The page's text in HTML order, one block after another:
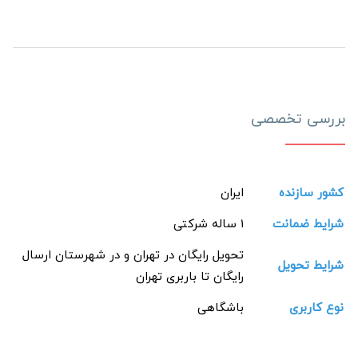
بررسی تخصصی
کشور سازنده
ایران
شرایط ضمانت
1 ساله شرکتی
شرایط تحویل
تحویل رایگان در تهران و در شهرستان ارسال
رایگان تا باربری تهران
نوع کاربری
باشگاهی